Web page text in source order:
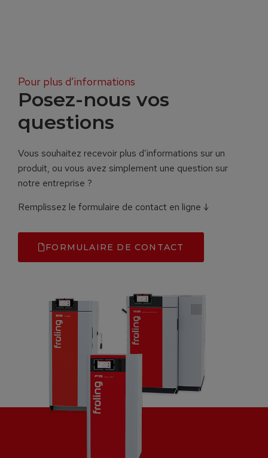
Pour plus d’informations
Posez-nous vos
questions
Vous souhaitez recevoir plus d’informations sur un
produit, ou vous avez simplement une question sur
notre entreprise ?
Remplissez le formulaire de contact en ligne ↓
FORMULAIRE DE CONTACT